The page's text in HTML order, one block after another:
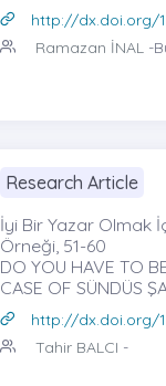
http://dx.doi.org/
Ramazan İNAL -
Research Article
İyi Bir Yazar Olmak
Örneği, 51-60
DO YOU HAVE TO
CASE OF SÜNDÜS
http://dx.doi.org/
Tahir BALCI -